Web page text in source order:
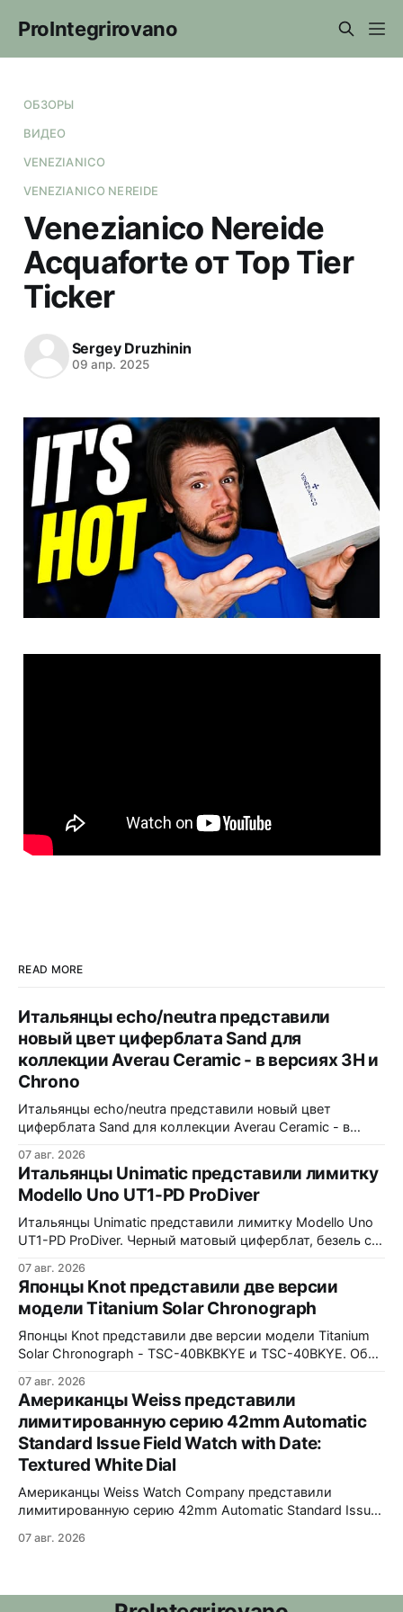
ProIntegrirovano
ОБЗОРЫ
ВИДЕО
VENEZIANICO
VENEZIANICO NEREIDE
Venezianico Nereide
Acquaforte от Top Tier
Ticker
Sergey Druzhinin
09 апр. 2025
READ MORE
Итальянцы echo/neutra представили
новый цвет циферблата Sand для
коллекции Averau Ceramic - в версиях 3H и
Chrono
Итальянцы echo/neutra представили новый цвет
циферблата Sand для коллекции Averau Ceramic - в
контрастирует с тёмным корпусом из матовой чёрной
керамики и титана Grade 2. Сапфировое стекло с
куполом, завинчивающаяся заводная головка,
водозащита 100 метров. Ремешки на выбор - чёрный
текстильный, чёрный веганский (BioVeg из
07 авг. 2026
Итальянцы Unimatic представили лимитку
Modello Uno UT1-PD ProDiver
Итальянцы Unimatic представили лимитку Modello Uno
UT1-PD ProDiver. Черный матовый циферблат, безель с
стекло 2,5 мм с антибликом. Крышка с гравировкой
дайверской маски. Соответствует стандарту MIL-STD-
810H. Водозащита 300 метров. 40x41,5 мм Seiko VH31A
кварц На черном каучуковом ремешке
07 авг. 2026
Японцы Knot представили две версии
модели Titanium Solar Chronograph
Японцы Knot представили две версии модели Titanium
Solar Chronograph - TSC-40BKBKYE и TSC-40BKYE. Обе
у TSC-40BKBKYE жёлтые акценты на чёрном
циферблате, у TSC-40BKYE - полностью жёлтый
циферблат. Логотип Knot также выполнен в жёлтом
цвете. Часы продаются в комплекте с силиконовым
ремешком.
07 авг. 2026
Американцы Weiss представили
лимитированную серию 42mm Automatic
Standard Issue Field Watch with Date:
Textured White Dial
Американцы Weiss Watch Company представили
лимитированную серию 42mm Automatic Standard Issue
честь пяти лет работы бренда в Нэшвилле вручную
часовая, минутная и секундная стрелки, подсветка
07 авг. 2026